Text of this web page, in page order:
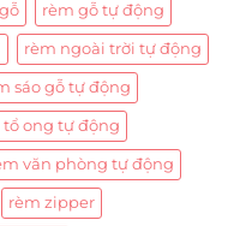
rèm gỗ tự động
rèm ngoài trời tự động
sáo gỗ tự động
tổ ong tự động
văn phòng tự động
rèm zipper